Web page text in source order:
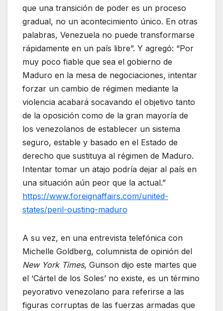
que una transición de poder es un proceso
gradual, no un acontecimiento único. En otras
palabras, Venezuela no puede transformarse
rápidamente en un país libre”. Y agregó: “Por
muy poco fiable que sea el gobierno de
Maduro en la mesa de negociaciones, intentar
forzar un cambio de régimen mediante la
violencia acabará socavando el objetivo tanto
de la oposición como de la gran mayoría de
los venezolanos de establecer un sistema
seguro, estable y basado en el Estado de
derecho que sustituya al régimen de Maduro.
Intentar tomar un atajo podría dejar al país en
una situación aún peor que la actual.”
https://www.foreignaffairs.com/united-
states/peril-ousting-maduro
A su vez, en una entrevista telefónica con
Michelle Goldberg, columnista de opinión del
New York Times, Gunson dijo este martes que
el ‘Cártel de los Soles’ no existe, es un término
peyorativo venezolano para referirse a las
figuras corruptas de las fuerzas armadas que